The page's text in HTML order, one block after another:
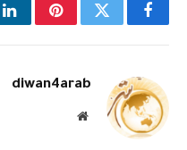
فيسبوكتويتر
diwan4arab
موقع